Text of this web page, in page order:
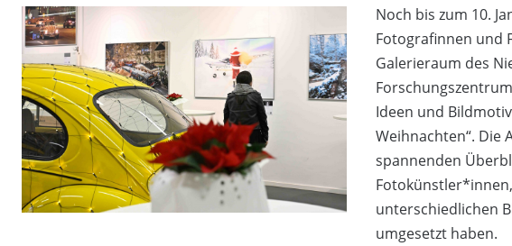
Noch bis zum 10.
Fotografinnen und
Galerieraum des
Ideen und
Weihnachten“. Die
spannenden
unterschiedlichen
umgesetzt haben.